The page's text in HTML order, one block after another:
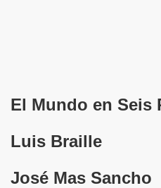
El Mundo en Seis
Luis Braille
José Mas Sancho
(grup d'Afiliats CRE
Visual (Pedro